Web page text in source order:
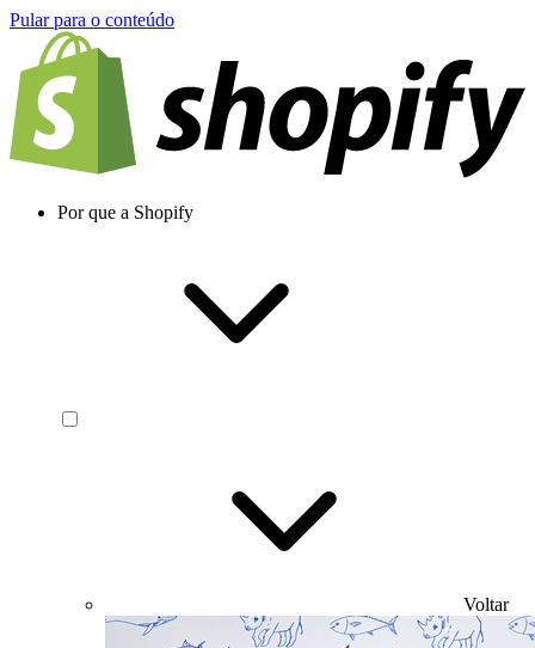
Pular para o conteúdo
Por que a Shopify
Voltar